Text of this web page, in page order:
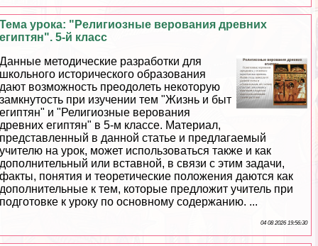
Тема урока: "Религиозные верования древних
египтян". 5-й класс
Данные методические разработки для
школьного исторического образования
дают возможность преодолеть некоторую
замкнутость при изучении тем "Жизнь и быт
египтян" и "Религиозные верования
древних египтян" в 5-м классе. Материал,
представленный в данной статье и предлагаемый
учителю на урок, может использоваться также и как
дополнительный или вставной, в связи с этим задачи,
факты, понятия и теоретические положения даются как
дополнительные к тем, которые предложит учитель при
подготовке к уроку по основному содержанию. ...
04 08 2026 19:56:30